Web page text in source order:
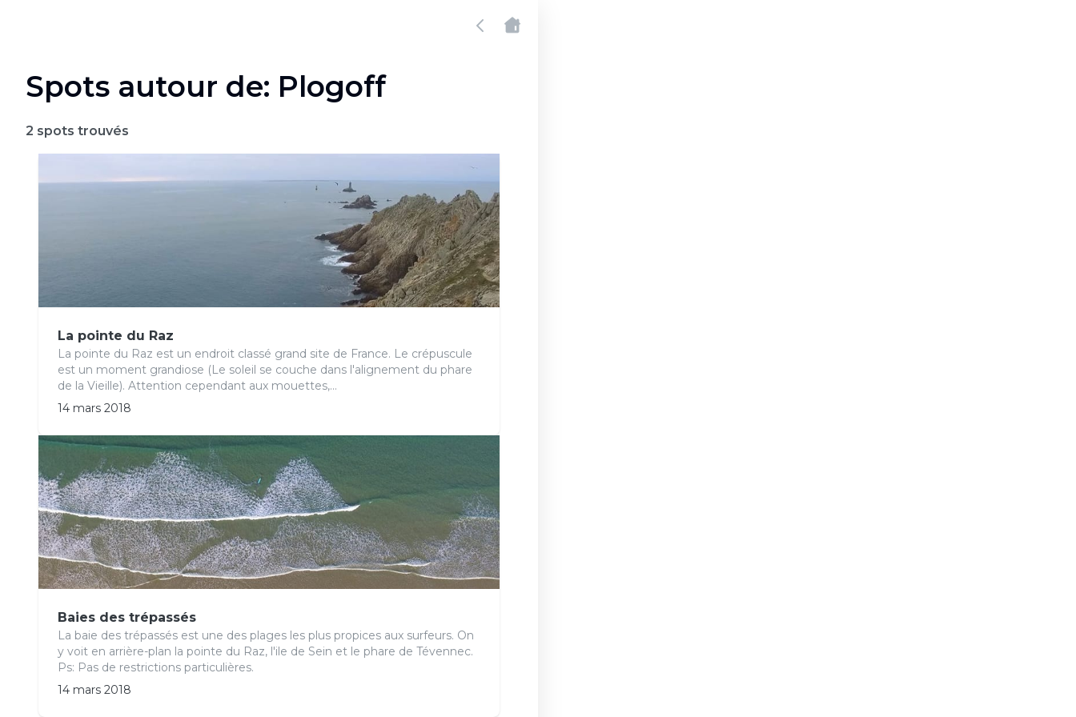
Spots autour de: Plogoff
2 spots trouvés
La pointe du Raz
La pointe du Raz est un endroit classé grand site de France. Le crépuscule
est un moment grandiose (Le soleil se couche dans l'alignement du phare
de la Vieille). Attention cependant aux mouettes,...
14 mars 2018
Baies des trépassés
La baie des trépassés est une des plages les plus propices aux surfeurs. On
y voit en arrière-plan la pointe du Raz, l'ile de Sein et le phare de Tévennec.
Ps: Pas de restrictions particulières.
14 mars 2018